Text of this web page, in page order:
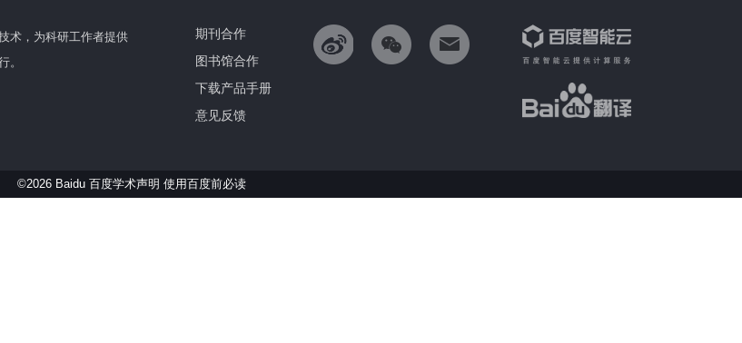
术，为科研工作者提供
。
期刊合作
图书馆合作
下载产品手册
意见反馈
©2026 Baidu 百度学术声明 使用百度前必读